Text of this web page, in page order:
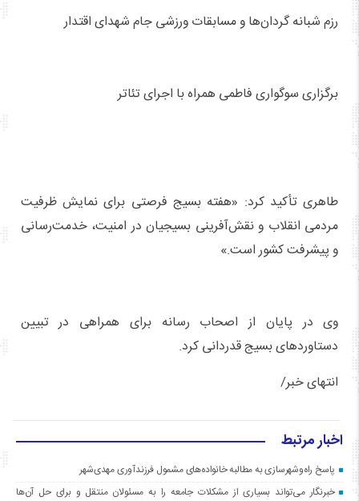
رزم شبانه گردان‌ها و مسابقات ورزشی جام شهدای اقتدار
برگزاری سوگواری فاطمی همراه با اجرای تئاتر
طاهری تأکید کرد: «هفته بسیج فرصتی برای نمایش ظرفیت
مردمی انقلاب و نقش‌آفرینی بسیجیان در امنیت، خدمت‌رسانی
و پیشرفت کشور است.»
وی در پایان از اصحاب رسانه برای همراهی در تبیین
دستاوردهای بسیج قدردانی کرد.
انتهای خبر/
اخبار مرتبط
پاسخ راه‌وشهرسازی به مطالبه خانواده‌های مشمول فرزندآوری مهدی‌شهر
خبرنگار می‌تواند بسیاری از مشکلات جامعه را به مسئولان منتقل و برای حل آن‌ها